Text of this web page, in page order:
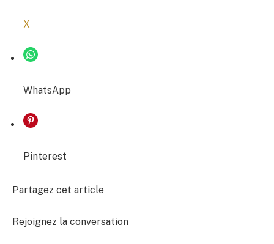
X
WhatsApp
Pinterest
Partagez cet article
Rejoignez la conversation